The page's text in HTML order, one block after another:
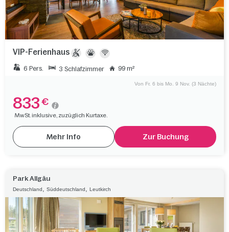
VIP-Ferienhaus
6 Pers. 3 Schlafzimmer 99 m²
Von Fr. 6 bis Mo. 9 Nov. (3 Nächte)
833 €
MwSt. inklusive, zuzüglich Kurtaxe.
Mehr Info Zur Buchung
Park Allgäu
Deutschland Süddeutschland Leutkirch